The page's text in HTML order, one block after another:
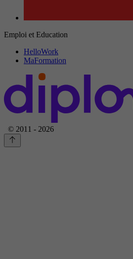
Emploi et Education
HelloWork
MaFormation
© 2011 - 2026